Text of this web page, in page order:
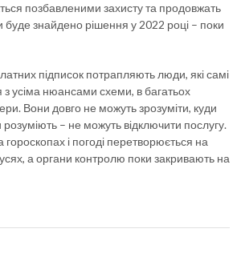
позбавленими захисту та продовжать
буде знайдено рішення у 2022 році – поки
підписок потрапляють люди, які самі
з усіма нюансами схеми, в багатьох
Вони довго не можуть зрозуміти, куди
– не можуть відключити послугу.
і погоді перетворюється на
а органи контролю поки закривають на